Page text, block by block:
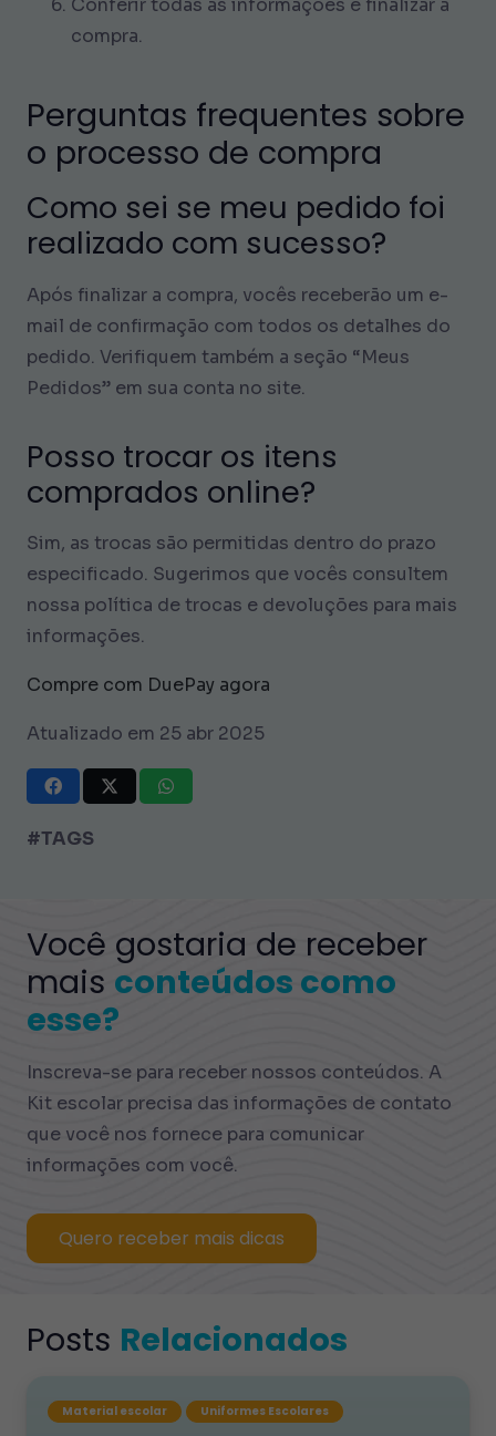
Conferir todas as informações e finalizar a
compra.
Perguntas frequentes sobre
o processo de compra
Como sei se meu pedido foi
realizado com sucesso?
Após finalizar a compra, vocês receberão um e-
mail de confirmação com todos os detalhes do
pedido. Verifiquem também a seção “Meus
Pedidos” em sua conta no site.
Posso trocar os itens
comprados online?
Sim, as trocas são permitidas dentro do prazo
especificado. Sugerimos que vocês consultem
nossa política de trocas e devoluções para mais
informações.
Compre com DuePay agora
Atualizado em 25 abr 2025
#TAGS
Você gostaria de receber
mais conteúdos como
esse?
Inscreva-se para receber nossos conteúdos. A
Kit escolar precisa das informações de contato
que você nos fornece para comunicar
informações com você.
Quero receber mais dicas
Posts Relacionados
Material escolar Uniformes Escolares